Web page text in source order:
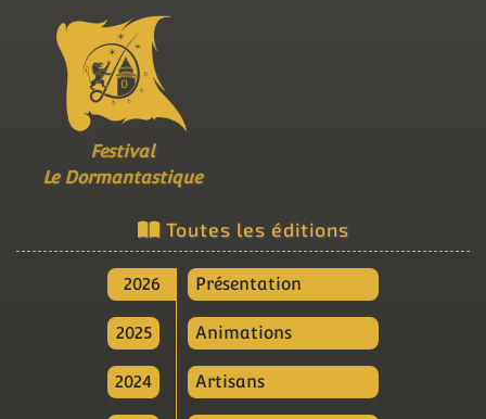
Festival
Le Dormantastique
Toutes les éditions
2026
2025
2024
Présentation
Animations
Artisans